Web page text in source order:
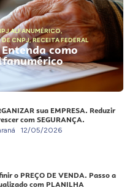
ALFANUMÉRICO,
CNPJ,RECEITA FEDERAL
como
sua EMPRESA. Reduzir
com SEGURANÇA.
12/05/2026
o PREÇO DE VENDA. Passo a
com PLANILHA